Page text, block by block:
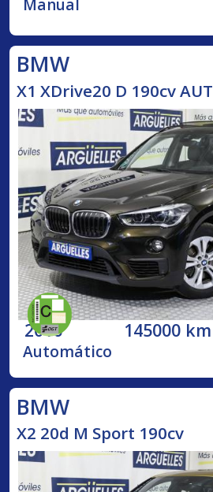
Manual
BMW
X1 XDrive20 D 190cv AUT
2016 145000 km
Automático
BMW
X2 20d M Sport 190cv